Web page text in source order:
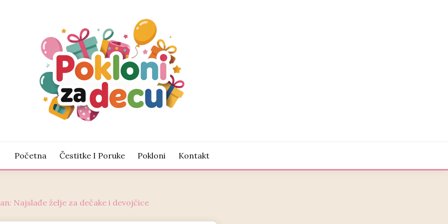
Početna Čestitke I Poruke Pokloni Kontakt
Najslađe želje za dečake i devojčice